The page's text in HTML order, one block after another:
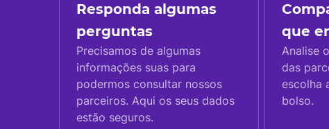
Responda algumas
perguntas
Precisamos de algumas
informações suas para
podermos consultar nossos
parceiros. Aqui os seus dados
estão seguros.
que
Analise
das
escolha
bolso.